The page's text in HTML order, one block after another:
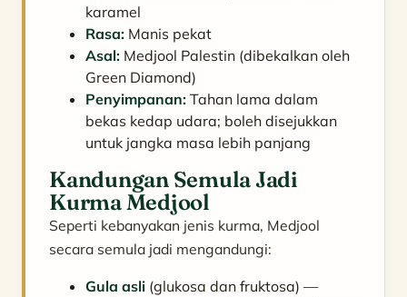
karamel
Rasa: Manis pekat
Asal: Medjool Palestin (dibekalkan oleh
Green Diamond)
Penyimpanan: Tahan lama dalam
bekas kedap udara; boleh disejukkan
untuk jangka masa lebih panjang
Kandungan Semula Jadi
Kurma Medjool
Seperti kebanyakan jenis kurma, Medjool
secara semula jadi mengandungi:
Gula asli (glukosa dan fruktosa) —